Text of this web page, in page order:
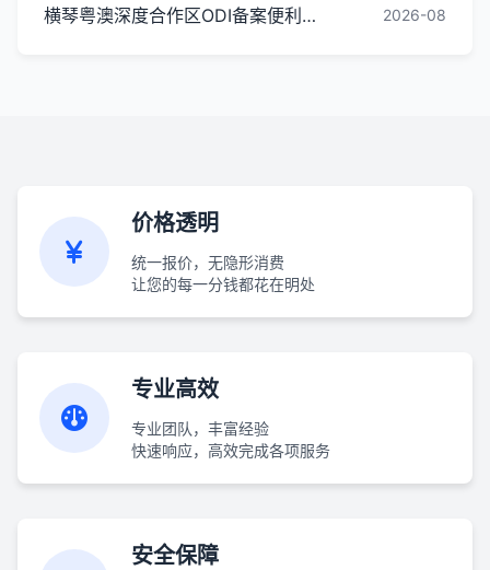
横琴粤澳深度合作区ODI备案便利化政策全解读 2026-08
价格透明
统一报价，无隐形消费
让您的每一分钱都花在明处
专业高效
专业团队，丰富经验
快速响应，高效完成各项服务
安全保障